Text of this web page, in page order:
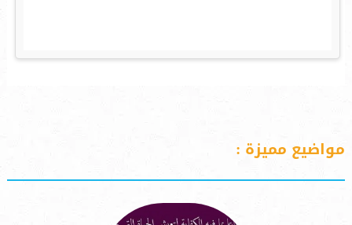
مواضيع مميزة :